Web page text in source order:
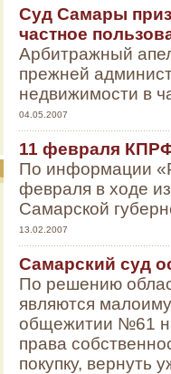
Суд Самары
частное
Арбитражный
прежней
недвижимости в
04.05.2007
11 февраля
По информации
февраля в ходе
Самарской
13.02.2007
Самарский суд
По решению
являются
общежитии №61
права
покупку, вернуть